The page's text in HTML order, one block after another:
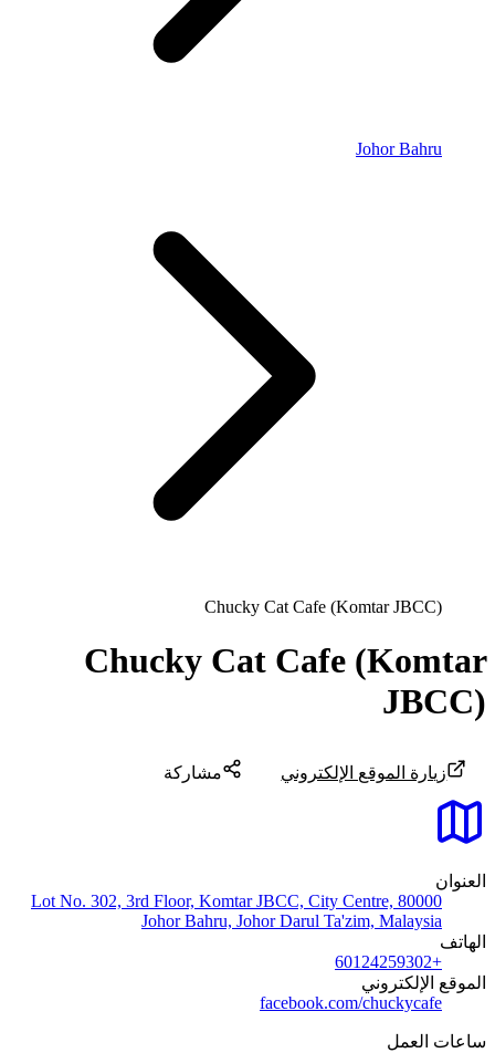
Johor Bahru
Chucky Cat Cafe (Komtar JBCC)
Chucky Cat Cafe (Komtar
JBCC)
زيارة الموقع الإلكتروني مشاركة
العنوان
Lot No. 302, 3rd Floor, Komtar JBCC, City Centre, 80000
Johor Bahru, Johor Darul Ta'zim, Malaysia
الهاتف
+60124259302
الموقع الإلكتروني
facebook.com/chuckycafe
ساعات العمل